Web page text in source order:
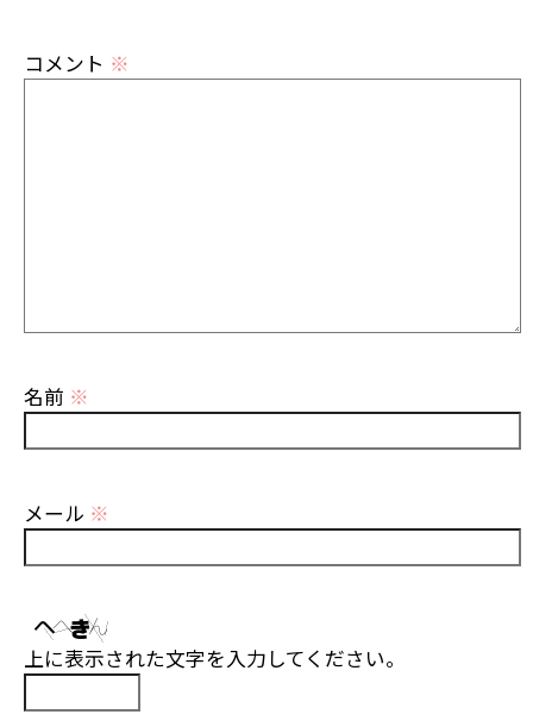
コメント ※
名前 ※
メール ※
上に表示された文字を入力してください。